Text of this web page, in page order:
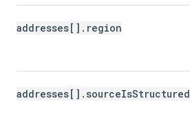
addresses[].region
addresses[].sourceIsStructured